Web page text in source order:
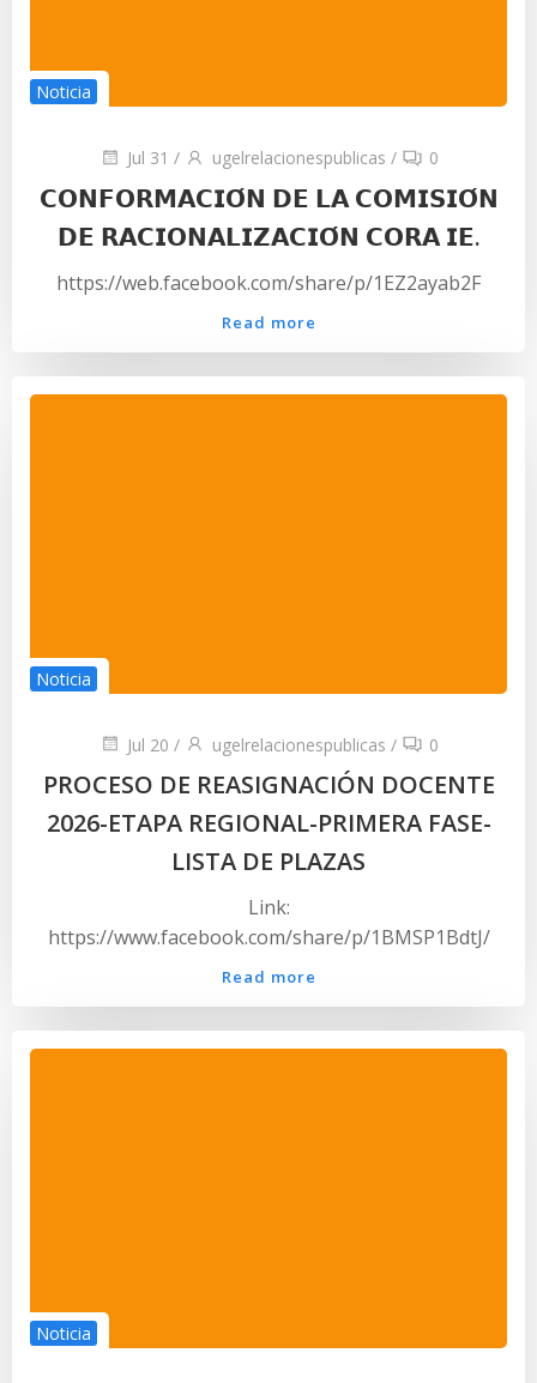
Noticia
Jul 31 / ugelrelacionespublicas / 0
𝗖𝗢𝗡𝗙𝗢𝗥𝗠𝗔𝗖𝗜𝗢́𝗡 𝗗𝗘 𝗟𝗔 𝗖𝗢𝗠𝗜𝗦𝗜𝗢́𝗡
𝗗𝗘 𝗥𝗔𝗖𝗜𝗢𝗡𝗔𝗟𝗜𝗭𝗔𝗖𝗜𝗢́𝗡 𝗖𝗢𝗥𝗔 𝗜𝗘.
https://web.facebook.com/share/p/1EZ2ayab2F
Read more
Noticia
Jul 20 / ugelrelacionespublicas / 0
PROCESO DE REASIGNACIÓN DOCENTE
2026-ETAPA REGIONAL-PRIMERA FASE-
LISTA DE PLAZAS
Link:
https://www.facebook.com/share/p/1BMSP1BdtJ/
Read more
Noticia